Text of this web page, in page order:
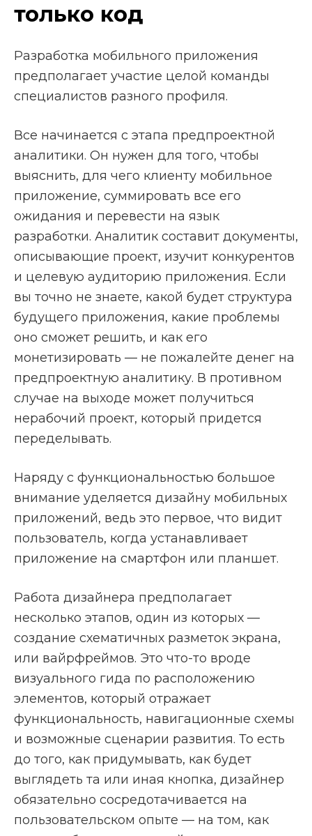
только код
Разработка мобильного приложения
предполагает участие целой команды
специалистов разного профиля.
Все начинается с этапа предпроектной
аналитики. Он нужен для того, чтобы
выяснить, для чего клиенту мобильное
приложение, суммировать все его
ожидания и перевести на язык
разработки. Аналитик составит документы,
описывающие проект, изучит конкурентов
и целевую аудиторию приложения. Если
вы точно не знаете, какой будет структура
будущего приложения, какие проблемы
оно сможет решить, и как его
монетизировать — не пожалейте денег на
предпроектную аналитику. В противном
случае на выходе может получиться
нерабочий проект, который придется
переделывать.
Наряду с функциональностью большое
внимание уделяется дизайну мобильных
приложений, ведь это первое, что видит
пользователь, когда устанавливает
приложение на смартфон или планшет.
Работа дизайнера предполагает
несколько этапов, один из которых —
создание схематичных разметок экрана,
или вайрфреймов. Это что-то вроде
визуального гида по расположению
элементов, который отражает
функциональность, навигационные схемы
и возможные сценарии развития. То есть
до того, как придумывать, как будет
выглядеть та или иная кнопка, дизайнер
обязательно сосредотачивается на
пользовательском опыте — на том, как